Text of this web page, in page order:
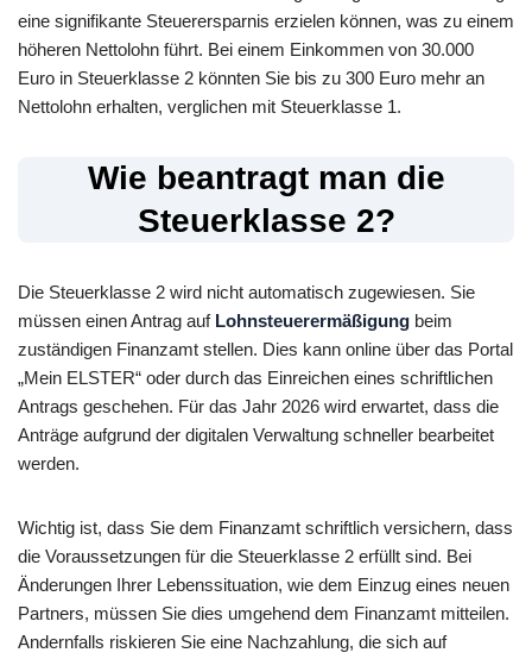
eine signifikante Steuerersparnis erzielen können, was zu einem
höheren Nettolohn führt. Bei einem Einkommen von 30.000
Euro in Steuerklasse 2 könnten Sie bis zu 300 Euro mehr an
Nettolohn erhalten, verglichen mit Steuerklasse 1.
Wie beantragt man die
Steuerklasse 2?
Die Steuerklasse 2 wird nicht automatisch zugewiesen. Sie
müssen einen Antrag auf Lohnsteuerermäßigung beim
zuständigen Finanzamt stellen. Dies kann online über das Portal
„Mein ELSTER“ oder durch das Einreichen eines schriftlichen
Antrags geschehen. Für das Jahr 2026 wird erwartet, dass die
Anträge aufgrund der digitalen Verwaltung schneller bearbeitet
werden.
Wichtig ist, dass Sie dem Finanzamt schriftlich versichern, dass
die Voraussetzungen für die Steuerklasse 2 erfüllt sind. Bei
Änderungen Ihrer Lebenssituation, wie dem Einzug eines neuen
Partners, müssen Sie dies umgehend dem Finanzamt mitteilen.
Andernfalls riskieren Sie eine Nachzahlung, die sich auf